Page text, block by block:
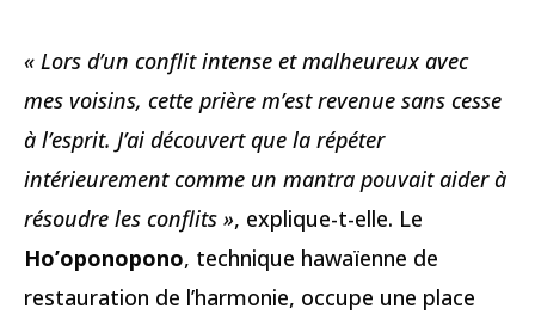
« Lors d’un conflit intense et malheureux avec
mes voisins, cette prière m’est revenue sans cesse
à l’esprit. J’ai découvert que la répéter
intérieurement comme un mantra pouvait aider à
résoudre les conflits », explique-t-elle. Le
Ho’oponopono, technique hawaïenne de
restauration de l’harmonie, occupe une place